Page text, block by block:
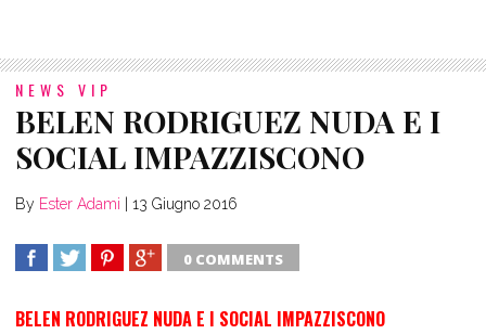
NEWS VIP
BELEN RODRIGUEZ NUDA E I
SOCIAL IMPAZZISCONO
By Ester Adami 13 Giugno 2016
0 COMMENTS
BELEN RODRIGUEZ NUDA E I SOCIAL IMPAZZISCONO